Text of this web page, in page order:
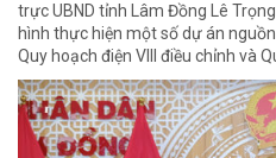
trực UBND tỉnh Lâm Đồng Lê
hình thực hiện một số dự án
Quy hoạch điện VIII điều chỉnh và